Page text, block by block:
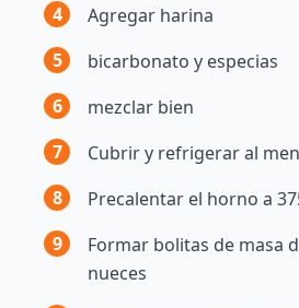
4
Agregar harina
5
bicarbonato y especias
6
mezclar bien
7
Cubrir y refrigerar al
8
Precalentar el horno a
9
Formar bolitas de masa
nueces